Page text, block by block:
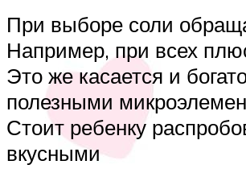
При выборе соли
Например, при всех
Это же касается и
полезными
Стоит ребенку
вкусными